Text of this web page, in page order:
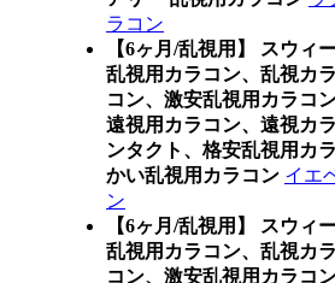
ラコン
【6ヶ月/乱視用】 スウィ
乱視用カラコン、乱視カ
コン、激安乱視用カラコ
遠視用カラコン、遠視カ
ンタクト、格安乱視用カ
かい乱視用カラコン イエ
ン
【6ヶ月/乱視用】 スウィ
乱視用カラコン、乱視カ
コン、激安乱視用カラコ